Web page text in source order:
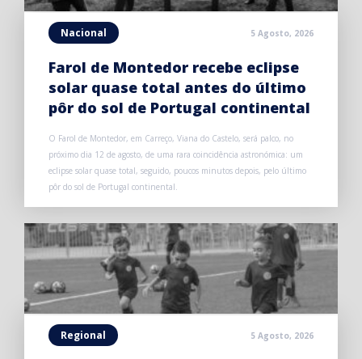
Nacional 5 Agosto, 2026
Farol de Montedor recebe eclipse
solar quase total antes do último
pôr do sol de Portugal continental
O Farol de Montedor, em Carreço, Viana do Castelo, será palco, no
próximo dia 12 de agosto, de uma rara coincidência astronómica: um
eclipse solar quase total, seguido, poucos minutos depois, pelo último
pôr do sol de Portugal continental.
Regional 5 Agosto, 2026